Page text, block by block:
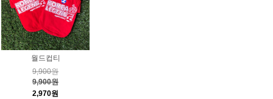
월드컵티
9,900원
9,900원
2,970원